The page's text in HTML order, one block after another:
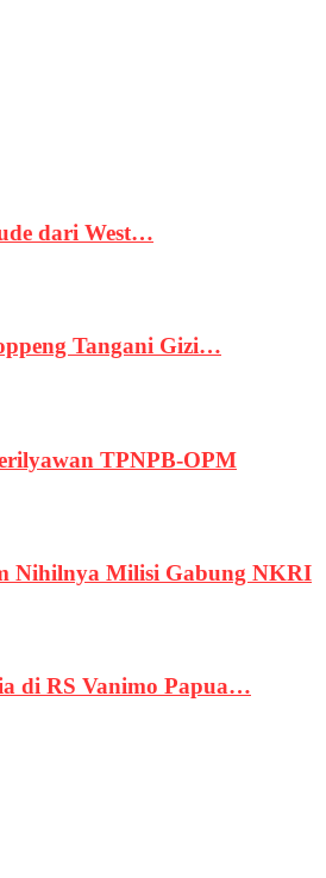
dari West…
Tangani Gizi…
TPNPB-OPM
Nihilnya Milisi Gabung NKRI
di RS Vanimo Papua…